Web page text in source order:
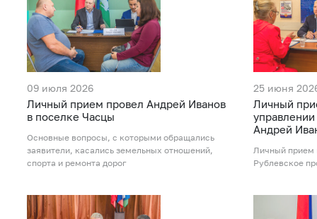
09 июля 2026
Личный прием провел Андрей Иванов
в поселке Часцы
Основные вопросы, с которыми обращались
заявители, касались земельных отношений,
спорта и ремонта дорог
25 июня
Личный
Андрей
Личный прием
Рублевское